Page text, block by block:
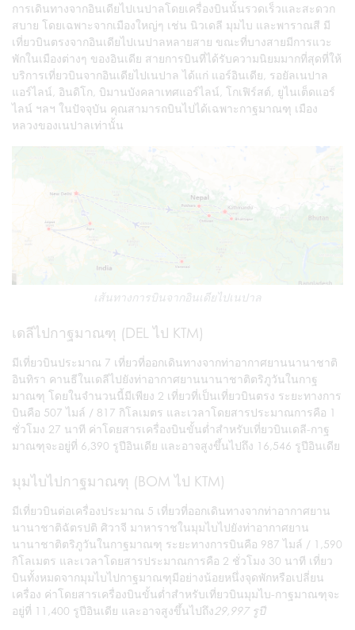
การเดินทางจากอินเดียไปเนปาลโดยเครื่องบินนั้นรวดเร็วและสะดวก
สบาย โดยเฉพาะจากเมืองใหญ่ๆ เช่น นิวเดลี มุมไบ และพาราณสี มี
เที่ยวบินตรงจากอินเดียไปเนปาลหลายสาย ขณะที่บางสายมีการแวะ
พักในเมืองต่างๆ ของอินเดีย สายการบินที่ได้รับความนิยมมากที่สุดที่ให้
บริการเที่ยวบินจากอินเดียไปเนปาล ได้แก่ แอร์อินเดีย, รอยัลเนปาล
แอร์ไลน์, อินดิโก, บิมานบังคลาเทศแอร์ไลน์, โกเฟิร์สต์, ยูไนเต็ดแอร์
ไลน์ ฯลฯ ในปัจจุบัน คุณสามารถบินไปได้เฉพาะกาฐมาณฑุ เมือง
หลวงของเนปาลเท่านั้น
เส้นทางการบินจากอินเดียไปเนปาล
เดลีไปกาฐมาณฑุ (DEL ไป KTM)
มีเที่ยวบินประมาณ 7 เที่ยวที่ออกเดินทางจากท่าอากาศยานนานาชาติ
อินทิรา คานธีในเดลีไปยังท่าอากาศยานนานาชาติตริภูวันในกาฐ
มาณฑุ โดยในจำนวนนี้มีเพียง 2 เที่ยวที่เป็นเที่ยวบินตรง ระยะทางการ
บินคือ 507 ไมล์ / 817 กิโลเมตร และเวลาโดยสารประมาณการคือ 1
ชั่วโมง 27 นาที ค่าโดยสารเครื่องบินขั้นต่ำสำหรับเที่ยวบินเดลี-กาฐ
มาณฑุจะอยู่ที่ 6,390 รูปีอินเดีย และอาจสูงขึ้นไปถึง 16,546 รูปีอินเดีย
มุมไบไปกาฐมาณฑุ (BOM ไป KTM)
มีเที่ยวบินต่อเครื่องประมาณ 5 เที่ยวที่ออกเดินทางจากท่าอากาศยาน
นานาชาติฉัตรปติ ศิวาจี มาหาราชในมุมไบไปยังท่าอากาศยาน
นานาชาติตริภูวันในกาฐมาณฑุ ระยะทางการบินคือ 987 ไมล์ / 1,590
กิโลเมตร และเวลาโดยสารประมาณการคือ 2 ชั่วโมง 30 นาที เที่ยว
บินทั้งหมดจากมุมไบไปกาฐมาณฑุมีอย่างน้อยหนึ่งจุดพักหรือเปลี่ยน
เครื่อง ค่าโดยสารเครื่องบินขั้นต่ำสำหรับเที่ยวบินมุมไบ-กาฐมาณฑุจะ
อยู่ที่ 11,400 รูปีอินเดีย และอาจสูงขึ้นไปถึง29,997 รูปี